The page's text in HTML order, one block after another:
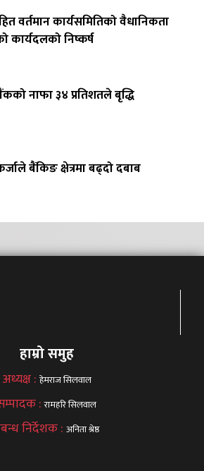
वर्तमान कार्यसमितिको वैधानिकता
कार्यदलको निष्कर्ष
नाफा ३४ प्रतिशतले बृद्धि
बैंकिङ क्षेत्रमा बढ्दो दबाब
हाम्रो समुह
अध्यक्ष : हेमराज सिलवाल
:रामहरि सिलवाल
निर्देशक : अनिता श्रेष्ठ